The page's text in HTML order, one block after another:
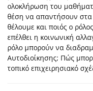
ολοκλήρωση του
θέση να απαντήσουν
θέλουμε και ποιός ο
επέλθει η κοινωνική
ρόλο μπορούν να
Αυτοδιοίκησης; Πώς
τοπικό επιχειρησιακό